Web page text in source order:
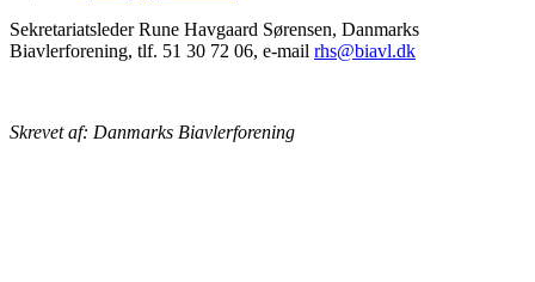
Sekretariatsleder Rune Havgaard Sørensen, Danmarks
Biavlerforening, tlf. 51 30 72 06, e-mail rhs@biavl.dk
Skrevet af: Danmarks Biavlerforening